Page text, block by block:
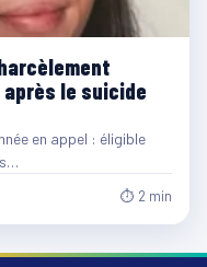
le suicide
en appel : éligible
⏱ 2 min